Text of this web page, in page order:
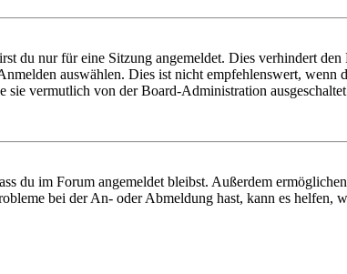
du nur für eine Sitzung angemeldet. Dies verhindert
auswählen. Dies ist nicht empfehlenswert,
vermutlich von der Board-Administration
du im Forum angemeldet bleibst. Außerdem
bei der An- oder Abmeldung hast, kann es helfen,